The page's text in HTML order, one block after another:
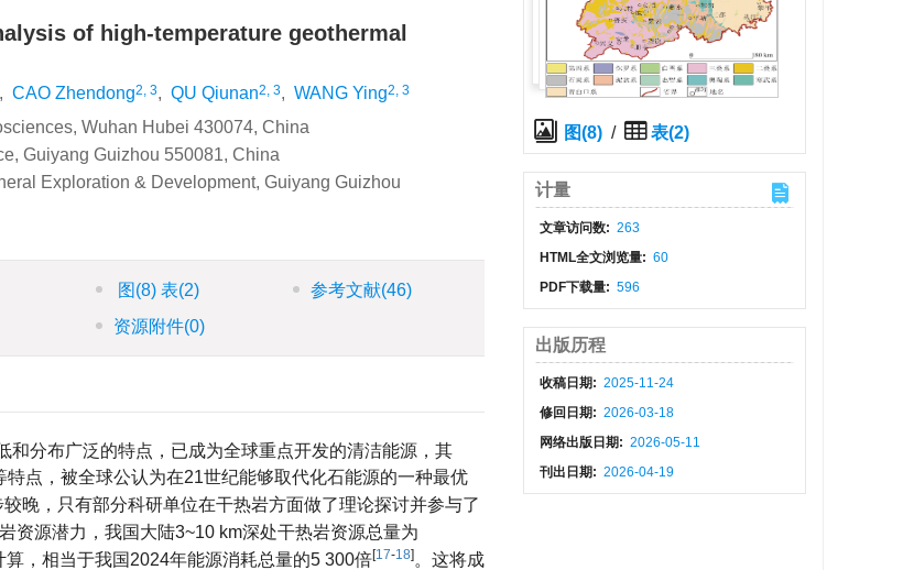
of high-temperature geothermal
, CAO Zhendong2, 3, QU Qiunan2, 3, WANG Ying2, 3
Wuhan Hubei 430074, China
Guiyang Guizhou 550081, China
Exploration & Development, Guiyang Guizhou
图 (8) 表(2) 参考文献(46)
资源附件(0)
和分布广泛的特点，已成为全球重点开发的清洁能源，其
特点，被全球公认为在21世纪能够取代化石能源的一种最优
晚，只有部分科研单位在干热岩方面做了理论探讨并参与了
资源潜力，我国大陆3~10 km深处干热岩资源总量为
，相当于我国2024年能源消耗总量的5 300倍[17-18] 。这将成
图(8) / 表(2)
计量
文章访问数: 263
HTML全文浏览量: 60
PDF下载量: 596
出版历程
收稿日期: 2025-11-24
修回日期: 2026-03-18
网络出版日期: 2026-05-11
刊出日期: 2026-04-19